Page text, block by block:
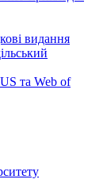
видання
та Web of